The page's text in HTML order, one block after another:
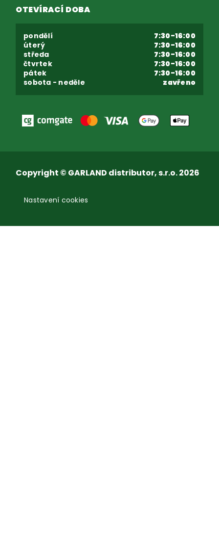
OTEVÍRACÍ DOBA
pondělí
7:30-16:00
úterý
7:30-16:00
středa
7:30-16:00
čtvrtek
7:30-16:00
pátek
7:30-16:00
sobota - neděle
zavřeno
Copyright © GARLAND distributor, s.r.o. 2026
Nastavení cookies